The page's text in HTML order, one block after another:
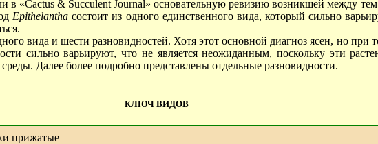
в «Cactus & Succulent Journal» основательную ревизию возникшей между
Epithelantha состоит из одного единственного вида, который сильно
вида и шести разновидностей. Хотя этот основной диагноз ясен, но при
сильно варьируют, что не является неожиданным, поскольку эти
Далее более подробно представлены отдельные разновидности.
КЛЮЧ ВИДОВ
прижатые